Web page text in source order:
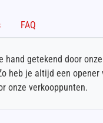
FAQ
getekend door
heb je altijd een
onze verkooppunten.